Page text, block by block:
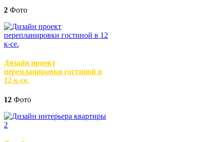
2 Фото
Дизайн проект
перепланировки гостиной в
12 к-се.
12 Фото